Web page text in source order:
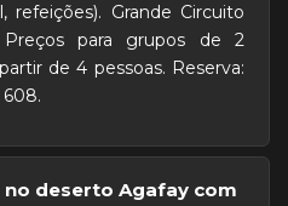
refeições). Grande Circuito
para grupos de 2
de 4 pessoas. Reserva:
deserto Agafay com